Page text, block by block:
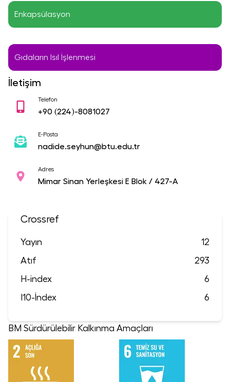
Enkapsülasyon
Gıdaların Isıl İşlenmesi
İletişim
Telefon
+90 (224)-8081027
E-Posta
nadide.seyhun@btu.edu.tr
Adres
Mimar Sinan Yerleşkesi E Blok / 427-A
Crossref
Yayın
12
Atıf
293
H-index
6
I10-İndex
6
BM Sürdürülebilir Kalkınma Amaçları